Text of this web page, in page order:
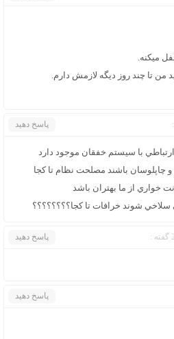
ميكنه.
من تا چند روز ديگه لازمش دارم.
پاسخ دهید
با سيستم خفقان موجود دارد
و چاپلوسان باشند مصلحت نظام تا كجا
خواري از ما بهتران باشد
سلاخي شوند خرافات تا كجا؟؟؟؟؟؟؟؟
پاسخ دهید
پاسخ دهید